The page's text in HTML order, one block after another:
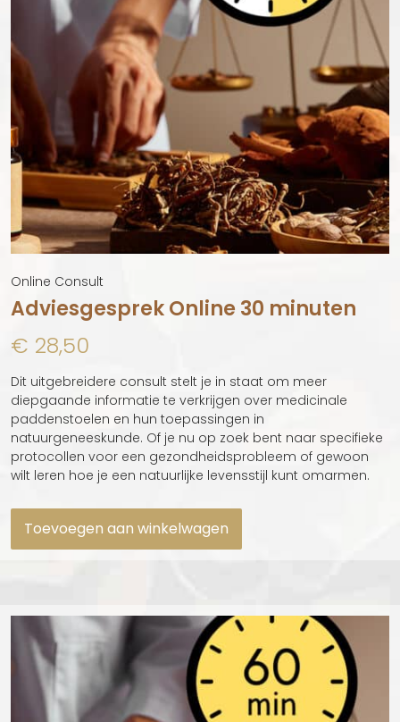
Online Consult
Adviesgesprek Online 30 minuten
€ 28,50
Dit uitgebreidere consult stelt je in staat om meer
diepgaande informatie te verkrijgen over medicinale
paddenstoelen en hun toepassingen in
natuurgeneeskunde. Of je nu op zoek bent naar specifieke
protocollen voor een gezondheidsprobleem of gewoon
wilt leren hoe je een natuurlijke levensstijl kunt omarmen.
Toevoegen aan winkelwagen